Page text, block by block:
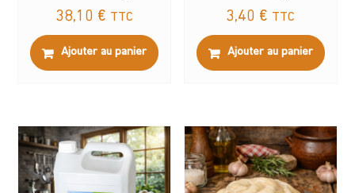
38,10 € TTC
Ajouter au panier
3,40 € TTC
Ajouter au panier